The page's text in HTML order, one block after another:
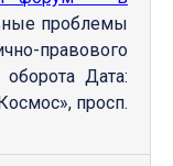
проблемы
правового
Дата:
просп.